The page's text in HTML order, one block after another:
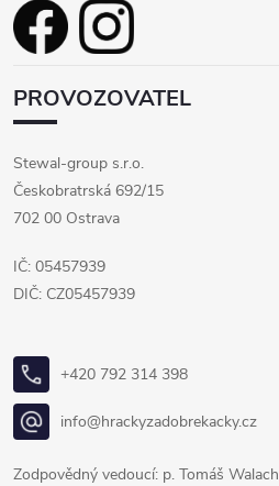
PROVOZOVATEL
Stewal-group s.r.o.
Českobratrská 692/15
702 00 Ostrava
IČ: 05457939
DIČ: CZ05457939
+420 792 314 398
info@hrackyzadobrekacky.cz
Zodpovědný vedoucí: p. Tomáš Walach